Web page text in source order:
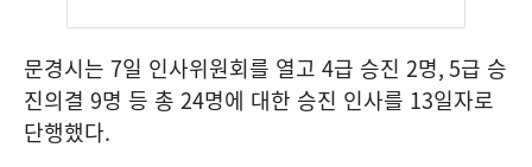
문경시는 7일 인사위원회를 열고 4급 승진 2명, 5급 승
진의결 9명 등 총 24명에 대한 승진 인사를 13일자로
단행했다.